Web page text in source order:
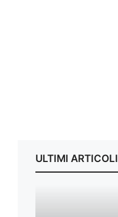
ULTIMI ARTICOLI